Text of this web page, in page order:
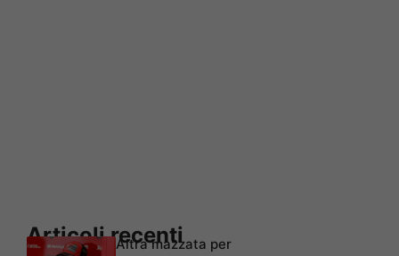
Articoli recenti
Altra mazzata per